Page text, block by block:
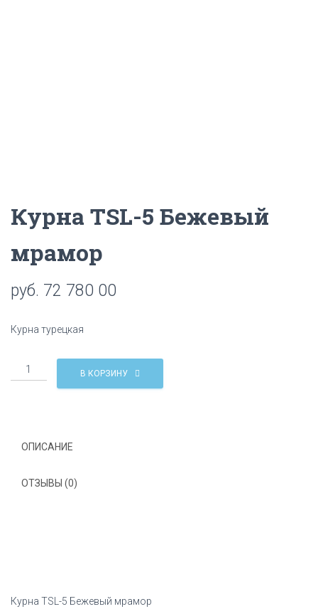
Курна TSL-5 Бежевый
мрамор
руб. 72 780 00
Курна турецкая
Количество
Курна
мрамор
В КОРЗИНУ
ОПИСАНИЕ
ОТЗЫВЫ (0)
Курна TSL-5 Бежевый мрамор